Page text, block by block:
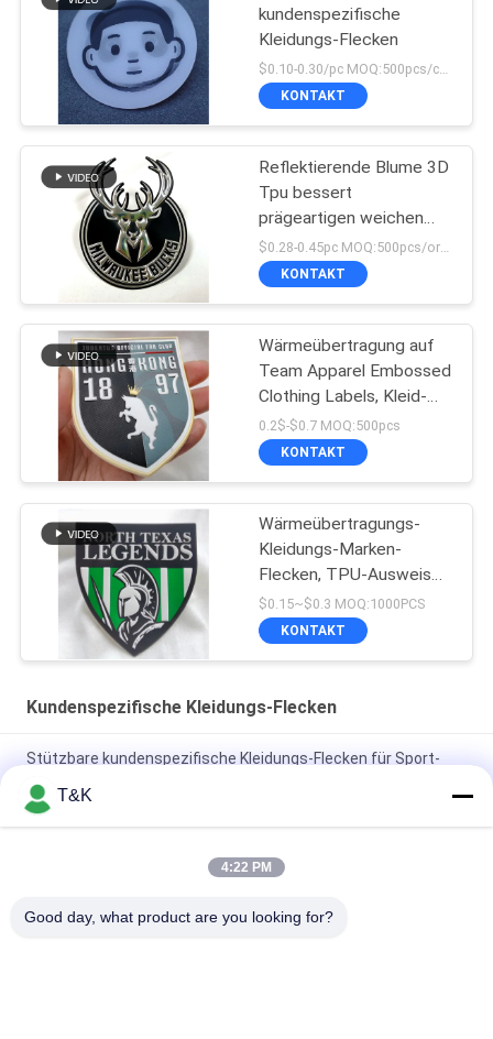
kundenspezifische
Kleidungs-Flecken
$0.10-0.30/pc MOQ:500pcs/color
KONTAKT
Reflektierende Blume 3D
Tpu bessert
prägeartigen weichen
Applikations-
Hochfrequenzausweis
aus
$0.28-0.45pc MOQ:500pcs/order
KONTAKT
Wärmeübertragung auf
Team Apparel Embossed
Clothing Labels, Kleid-
Tpu-Ausweis
0.2$-$0.7 MOQ:500pcs
KONTAKT
Wärmeübertragungs-
Kleidungs-Marken-
Flecken, TPU-Ausweis
für Team Apparel
$0.15~$0.3 MOQ:1000PCS
KONTAKT
Kundenspezifische Kleidungs-Flecken
Stützbare kundenspezifische Kleidungs-Flecken für Sport-
Abnutzung
Druck Flecken Haupt-Logo For Famous Brand der Logo
Kleidungs-Flecken
T&K
4:22 PM
Good day, what product are you looking for?